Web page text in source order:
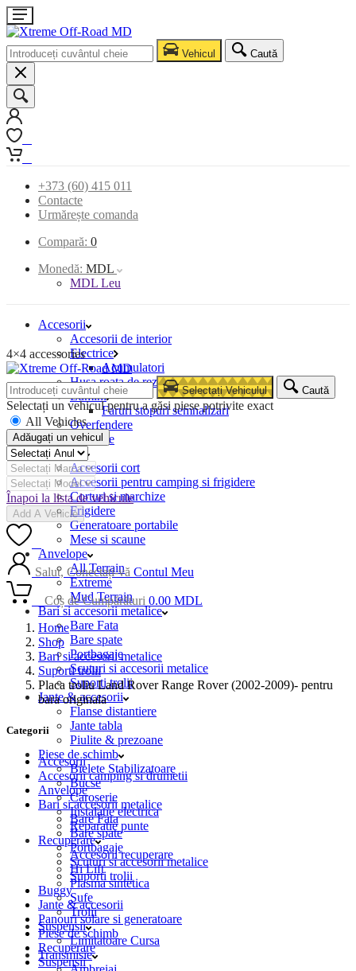
Vehicul Caută
+373 (60) 415 011
Contacte
Urmărește comanda
Compară: 0
Monedă: MDL
MDL Leu
Accesorii
Accesorii de interior
Electrice
Acumulatori
Husa roata de rezerva
Lumini
Faruri stopuri semnalizari
Overfendere
Snorkele
Camping
Accesorii cort
Accesorii pentru camping si frigidere
Corturi si marchize
Frigidere
Generatoare portabile
Mese si scaune
Anvelope
All Terrain
Extreme
Mud Terrain
Bari si accesorii metalice
Bare Fata
Bare spate
Portbagaje
Scuturi si accesorii metalice
Suporti trolii
Jante & accesorii
Flanse distantiere
Jante tabla
Piulite & prezoane
Piese de schimb
Bielete Stabilizatoare
Bucse
Caroserie
Instalatie electrica
Reparatie punte
Recuperare
Accesorii recuperare
Hi Lift
Plasma sintetica
Sufe
Trolii
Suspensii
Limitatoare Cursa
Transmisie
4×4 accessories
Selectați Vehiculul Caută
Selectați un vehicul pentru a găsi piese potrivite exact
All Vehicles
Adăugați un vehicul
Înapoi la lista de vehicule
Add A Vehicle
Salut, Conectați-vă Contul Meu
Coș de Cumpărături 0.00 MDL
Home
Shop
Bari si accesorii metalice
Suporti trolii
Placa troliu Land Rover Range Rover (2002-2009)- pentru
bara originala
Categorii
Accesorii
Accesorii camping si drumetii
Anvelope
Bari si accesorii metalice
Bare Fata
Bare spate
Portbagaje
Scuturi si accesorii metalice
Suporti trolii
Buggy
Jante & accesorii
Panouri solare si generatoare
Piese de schimb
Recuperare
Suspensii